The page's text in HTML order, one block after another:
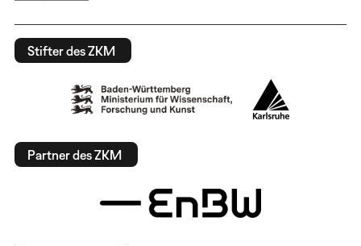
Stifter des ZKM
Partner des ZKM